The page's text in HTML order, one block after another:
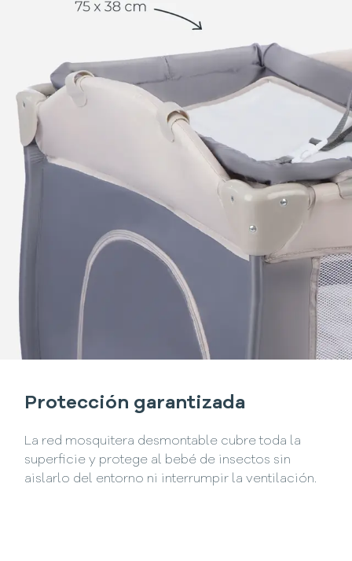
Protección garantizada
La red mosquitera desmontable cubre toda la
superficie y protege al bebé de insectos sin
aislarlo del entorno ni interrumpir la ventilación.